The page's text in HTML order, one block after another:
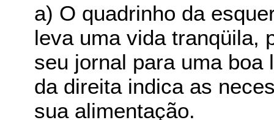
a) O quadrinho da
leva uma vida tranqüila,
seu jornal para uma boa
da direita indica as
sua alimentação.